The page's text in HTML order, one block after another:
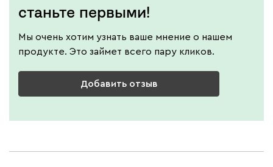
станьте первыми!
Мы очень хотим узнать ваше мнение о нашем
продукте. Это займет всего пару кликов.
Добавить отзыв